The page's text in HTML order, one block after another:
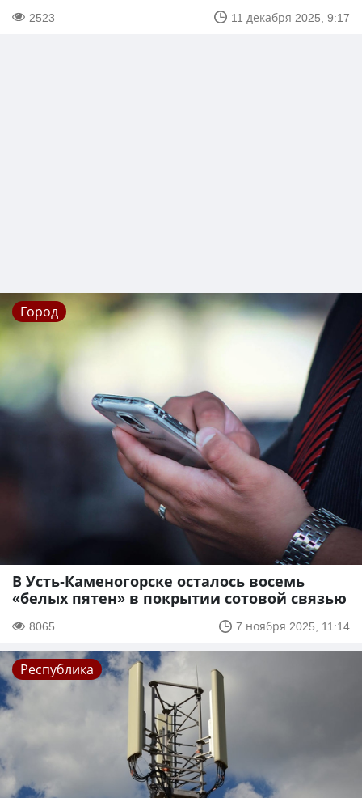
2523 11 декабря 2025, 9:17
Город
В Усть-Каменогорске осталось восемь
«белых пятен» в покрытии сотовой связью
8065 7 ноября 2025, 11:14
Республика